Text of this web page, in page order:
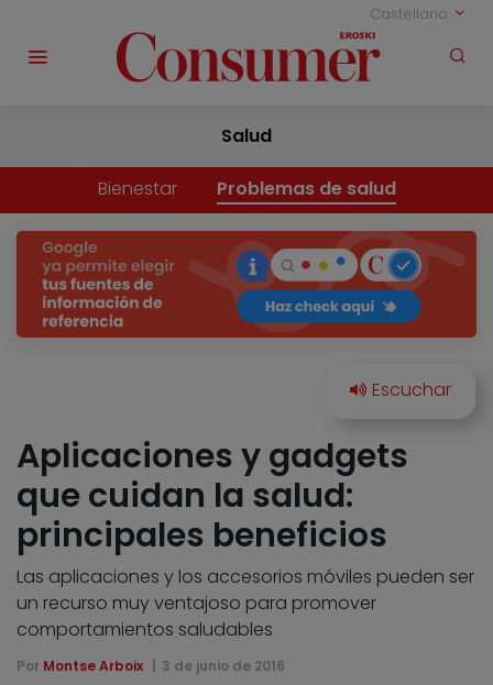
Castellano
Salud
Bienestar Problemas de salud
Aplicaciones y gadgets
que cuidan la salud:
principales beneficios
Las aplicaciones y los accesorios móviles pueden ser
un recurso muy ventajoso para promover
comportamientos saludables
Por Montse Arboix 3 de junio de 2016